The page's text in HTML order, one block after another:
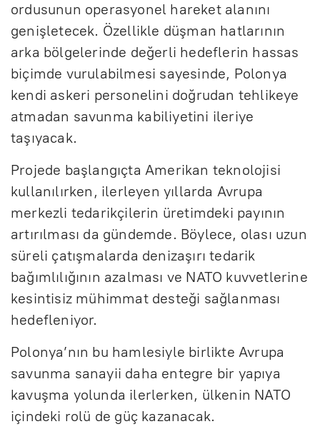
ordusunun operasyonel hareket alanını
genişletecek. Özellikle düşman hatlarının
arka bölgelerinde değerli hedeflerin hassas
biçimde vurulabilmesi sayesinde, Polonya
kendi askeri personelini doğrudan tehlikeye
atmadan savunma kabiliyetini ileriye
taşıyacak.
Projede başlangıçta Amerikan teknolojisi
kullanılırken, ilerleyen yıllarda Avrupa
merkezli tedarikçilerin üretimdeki payının
artırılması da gündemde. Böylece, olası uzun
süreli çatışmalarda denizaşırı tedarik
bağımlılığının azalması ve NATO kuvvetlerine
kesintisiz mühimmat desteği sağlanması
hedefleniyor.
Polonya’nın bu hamlesiyle birlikte Avrupa
savunma sanayii daha entegre bir yapıya
kavuşma yolunda ilerlerken, ülkenin NATO
içindeki rolü de güç kazanacak.